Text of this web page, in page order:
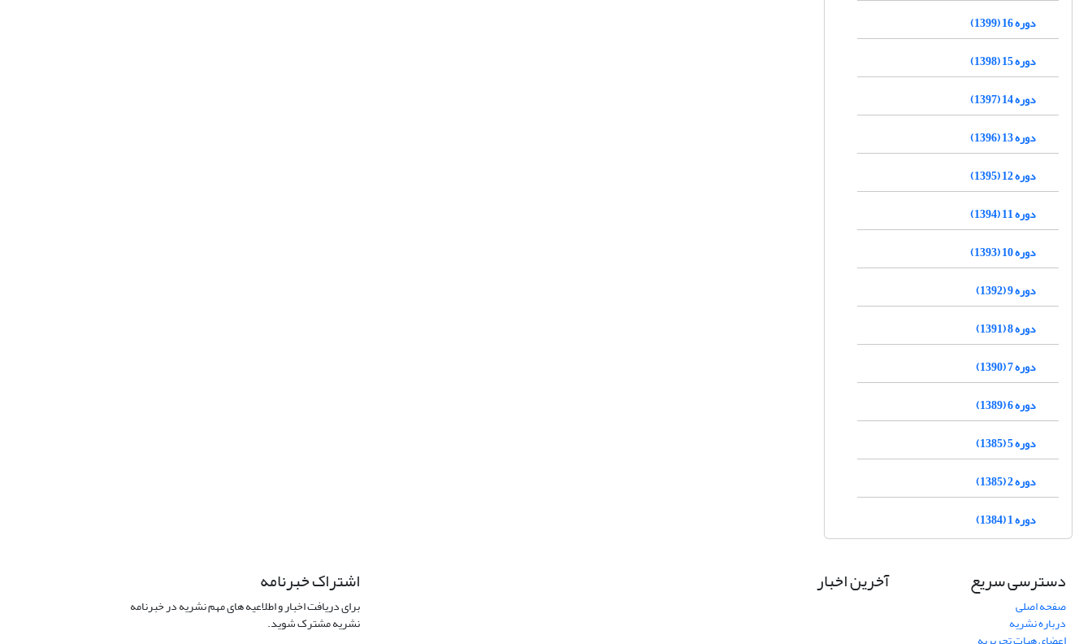
دوره 16 (1399)
دوره 15 (1398)
دوره 14 (1397)
دوره 13 (1396)
دوره 12 (1395)
دوره 11 (1394)
دوره 10 (1393)
دوره 9 (1392)
دوره 8 (1391)
دوره 7 (1390)
دوره 6 (1389)
دوره 5 (1385)
دوره 2 (1385)
دوره 1 (1384)
دسترسی سریع
صفحه اصلی
درباره نشریه
آخرین اخبار اشتراک خبرنامه
برای دریافت اخبار و اطلاعیه های مهم نشریه در خبرنامه
نشریه مشترک شوید.